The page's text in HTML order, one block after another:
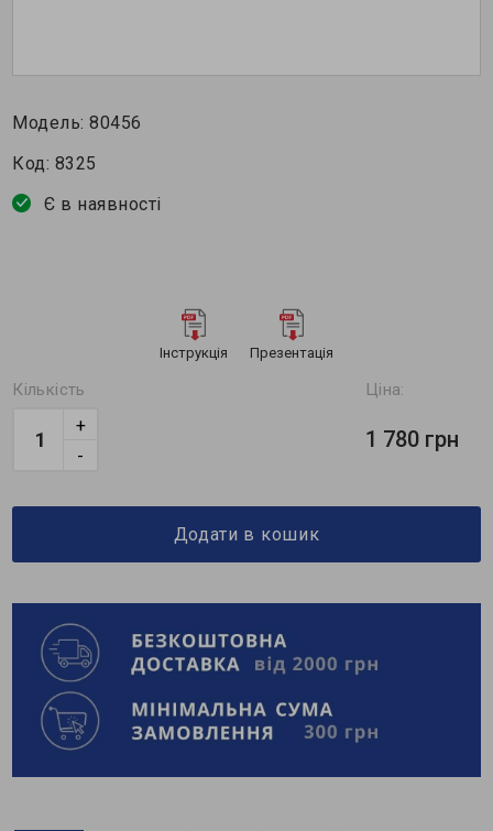
Модель:80456
Код: 8325
Є в наявності
Інструкція Презентація
Кількість
-
+
Ціна:
1 780 грн
Додати в кошик